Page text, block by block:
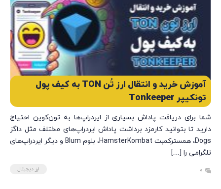
آموزش خرید و انتقال ارز تُن TON به کیف پول
تونکیپر Tonkeeper
شما برای دریافت پاداش بسیاری از ایردراپ‌ها به تون‌کوین احتیاج
دارید تا بتوانید کارمزد برداشت پاداش ایردراپ‌های مختلف مثل داگز
Dogs، همسترکمبت HamsterKombat، بلوم Blum و دیگر ایردراپ‌های
تلگرامی را […]
0 ارز دیجیتال